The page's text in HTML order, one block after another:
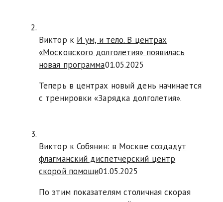
Виктор к И ум, и тело. В центрах
«Московского долголетия» появилась
новая программа01.05.2025
Теперь в центрах новый день начинается
с тренировки «Зарядка долголетия».
Виктор к Собянин: в Москве создадут
флагманский диспетчерский центр
скорой помощи01.05.2025
По этим показателям столичная скорая